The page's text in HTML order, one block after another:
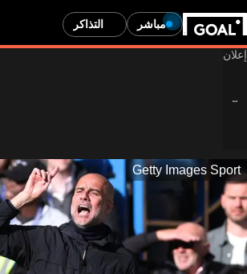
مباشر التذاكر
Getty Images Sport